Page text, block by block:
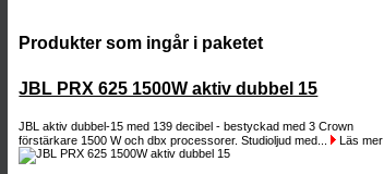
Produkter som ingår i paketet
JBL PRX 625 1500W aktiv dubbel 15
JBL aktiv dubbel-15 med 139 decibel - bestyckad med 3 Crown
förstärkare 1500 W och dbx processorer. Studioljud med...
Läs mer